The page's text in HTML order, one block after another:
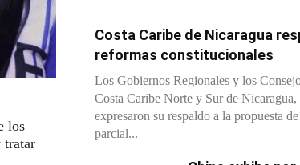
los
tratar
Costa Caribe de Nicaragua
reformas constitucionales
Los Gobiernos Regionales y los
Costa Caribe Norte y Sur de Nicaragua,
expresaron su respaldo a la propuesta
parcial...